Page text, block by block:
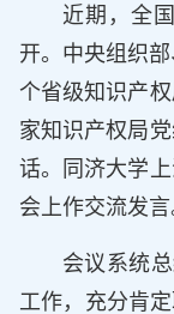
近期，全
开。中央组织
个省级知识产
家知识产权局
话。同济大学
会上作交流发言
会议系统
工作，充分肯